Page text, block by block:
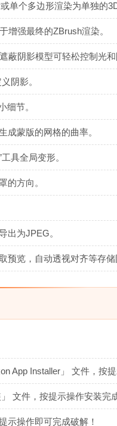
单个多边形渲染为单独的3D
增强最终的ZBrush渲染。
蔽阴影模型可轻松控制光和
阴影。
细节。
成蒙版的网格的曲率。
具全局变形。
的方向。
出为JPEG。
预览，自动透视对齐等存储
App Installer」 文件，按提
文件，按提示操作安装完成
示操作即可完成破解！